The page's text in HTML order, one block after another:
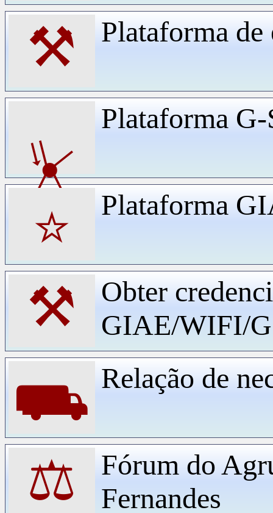
⚒ Plataforma
⏧
Plataforma
⭐ Plataforma
⚒
Obter
GIAE/WIFI/
⛟ Relação de
⚖
Fórum do
Fernandes